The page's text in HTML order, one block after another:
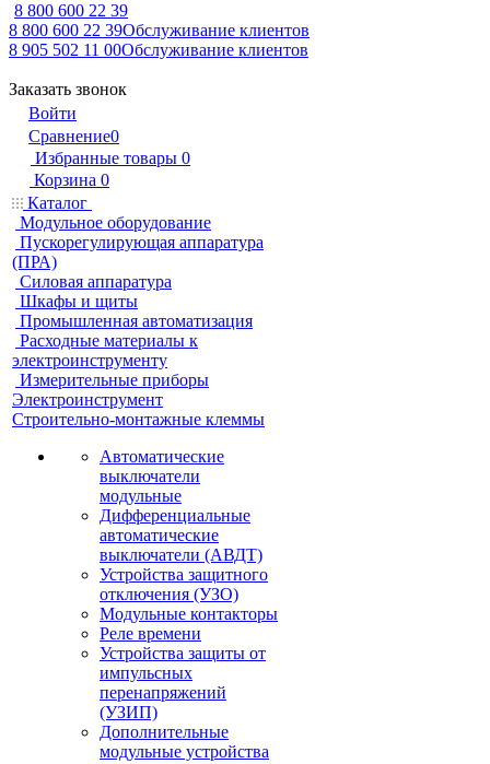
8 800 600 22 39
8 800 600 22 39Обслуживание клиентов
8 905 502 11 00Обслуживание клиентов
Заказать звонок
Войти
Сравнение0
Избранные товары 0
Корзина 0
Каталог
Модульное оборудование
Пускорегулирующая аппаратура
(ПРА)
Силовая аппаратура
Шкафы и щиты
Промышленная автоматизация
Расходные материалы к
электроинструменту
Измерительные приборы
Электроинструмент
Строительно-монтажные клеммы
Автоматические
выключатели
модульные
Дифференциальные
автоматические
выключатели (АВДТ)
Устройства защитного
отключения (УЗО)
Модульные контакторы
Реле времени
Устройства защиты от
импульсных
перенапряжений
(УЗИП)
Дополнительные
модульные устройства